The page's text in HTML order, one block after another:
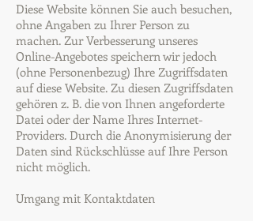
Diese Website können Sie auch besuchen,
ohne Angaben zu Ihrer Person zu
machen. Zur Verbesserung unseres
Online-Angebotes speichern wir jedoch
(ohne Personenbezug) Ihre Zugriffsdaten
auf diese Website. Zu diesen Zugriffsdaten
gehören z. B. die von Ihnen angeforderte
Datei oder der Name Ihres Internet-
Providers. Durch die Anonymisierung der
Daten sind Rückschlüsse auf Ihre Person
nicht möglich.
Umgang mit Kontaktdaten